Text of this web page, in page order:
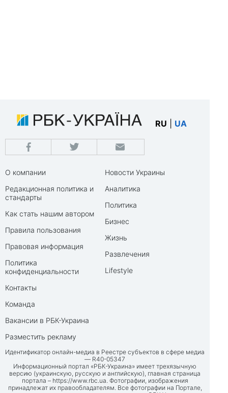
RU UA
О компании
Редакционная политика и
стандарты
Как стать нашим автором
Правила пользования
Правовая информация
Политика
конфиденциальности
Контакты
Команда
Вакансии в РБК-Украина
Разместить рекламу
Новости Украины
Аналитика
Политика
Бизнес
Жизнь
Развлечения
Lifestyle
Идентификатор онлайн-медиа в Реестре субъектов в сфере медиа
— R40-05347
Информационный портал «РБК-Украина» имеет трехязычную
версию (украинскую, русскую и английскую), главная страница
портала – https://www.rbc.ua. Фотографии, изображения
принадлежат их правообладателям. Все фотографии на Портале,